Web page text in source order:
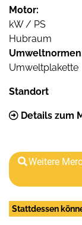
Motor:
kW / PS
Hubraum
Umweltplakette
Standort
Details zum
Weitere
Stattdessen